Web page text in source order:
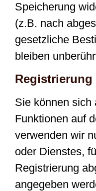
Speicherung
(z.B. nach
gesetzliche
bleiben
Registrierung
Sie können sich
Funktionen auf
verwenden wir
oder Dienstes,
Registrierung
angegeben